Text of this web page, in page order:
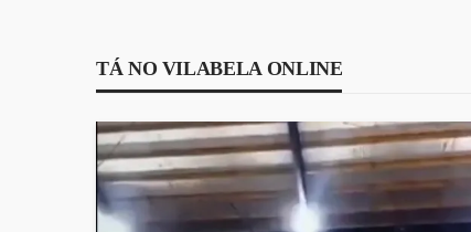
TÁ NO VILABELA ONLINE